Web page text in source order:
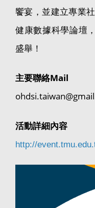
饗宴，並建立專業
健康數據科學論壇
盛舉！
主要聯絡Mail
活動詳細內容
http://